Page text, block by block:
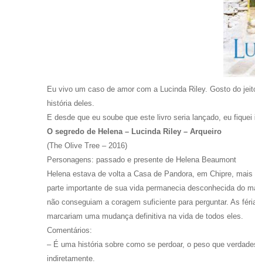
Eu vivo um caso de amor com a Lucinda Riley. Gosto do
história deles.
E desde que eu soube que este livro seria lançado, eu
O segredo de Helena – Lucinda Riley – Arqueiro
(The Olive Tree – 2016)
Personagens: passado e presente de Helena Beaumont
Helena estava de volta a Casa de Pandora, em Chipre,
parte importante de sua vida permanecia desconhecida do
não conseguiam a coragem suficiente para perguntar. As
marcariam uma mudança definitiva na vida de todos eles.
Comentários:
– É uma história sobre como se perdoar, o peso que
indiretamente.